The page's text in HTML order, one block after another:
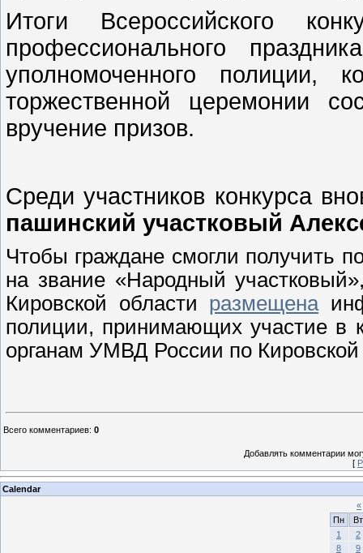
Итоги Всероссийского
профессионального
уполномоченного полиции,
торжественной церемонии
вручение призов.
Среди участников конкурса
пашинский участковый
Чтобы граждане смогли получить
на звание «Народный
Кировской области размещена
полиции, принимающих участие в
органам УМВД России по
Всего комментариев: 0
Добавлять комментарии
[
Calendar
«
Пн
Вт
1
2
8
9